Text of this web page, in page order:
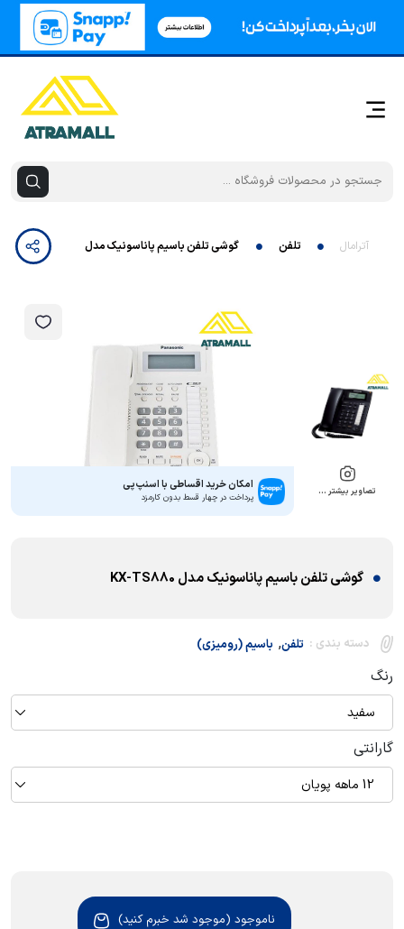
آترامال تلفن گوشی تلفن باسيم پاناسونيک مدل KX-TS880
تصاویر بیشتر … امکان خرید اقساطی با اسنپ‌پی
پرداخت در چهار قسط بدون کارمزد
گوشی تلفن باسيم پاناسونيک مدل KX-TS880
دسته بندی : تلفن, باسیم (رومیزی)
رنگ
سفید
گارانتی
12 ماهه پویان
ناموجود (موجود شد خبرم کنید)